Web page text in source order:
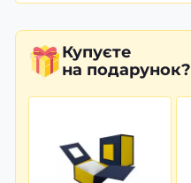
Купуєте
на подарунок?